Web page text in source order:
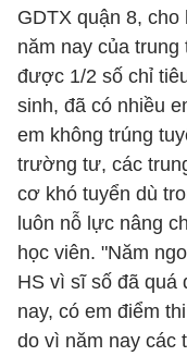
GDTX quận 8,
năm nay của trung
được 1/2 số chỉ
sinh, đã có nhiều
em không trúng
trường tư, các
cơ khó tuyển dù
luôn nỗ lực nâng
học viên. "Năm
HS vì sĩ số đã quá
nay, có em điểm
do vì năm nay các